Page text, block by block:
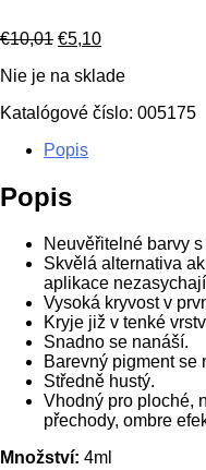
€10,01 Pôvodná
bola:
€5,10Aktuálna
je:
Nie je na sklade
Katalógové číslo: 005175
Popis
Popis
Neuvěřitelné barvy
Skvělá alternativa
aplikace
Vysoká kryvost v
Kryje již v tenké
Snadno se nanáší.
Barevný pigment se
Středně hustý.
Vhodný pro ploché,
přechody, ombre
Množství: 4ml